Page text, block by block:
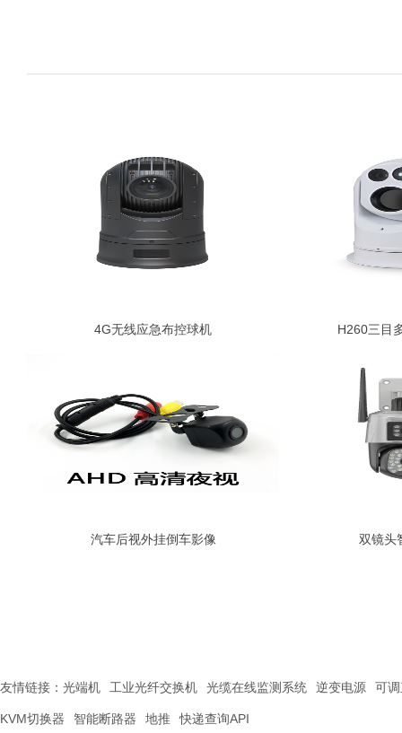
4G无线应急布控球机 H260三目
汽车后视外挂倒车影像 双镜头
友情链接： 光端机 工业光纤交换机 光缆在线监测系统 逆变电源 可
KVM切换器 智能断路器 地推 快递查询API